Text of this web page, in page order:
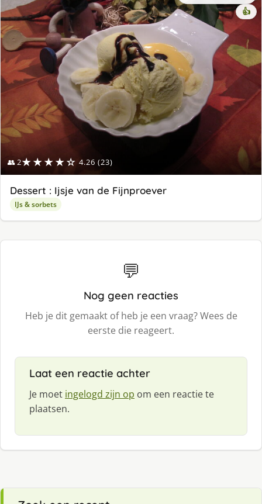
👥 2★★★★☆ 4.26 (23)
👍
Dessert : Ijsje van de Fijnproever
IJs & sorbets
💬
Nog geen reacties
Heb je dit gemaakt of heb je een vraag? Wees de
eerste die reageert.
Laat een reactie achter
Je moet ingelogd zijn op om een reactie te
plaatsen.